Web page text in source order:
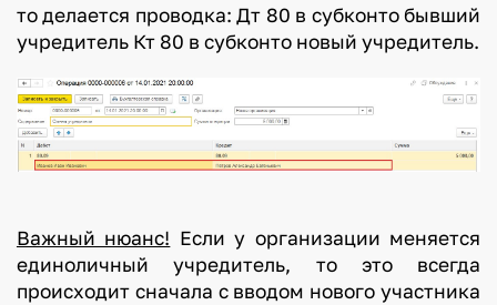
то делается проводка: Дт 80 в субконто бывший
учредитель Кт 80 в субконто новый учредитель.
Важный нюанс! Если у организации меняется
единоличный учредитель, то это всегда
происходит сначала с вводом нового участника